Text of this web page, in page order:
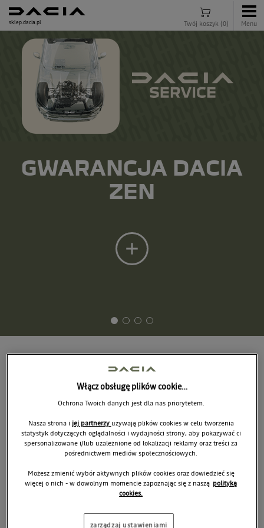
sklep.dacia.pl Twój koszyk (0) Menu
GWARANCJA DACIA
ZEN
OPONY
UMOWY SERWISOWE
Zyskaj do 1 roku gwarancji odnawialnej Dacia
ZEN
Włącz obsługę plików cookie…
Ochrona Twoich danych jest dla nas priorytetem.
Nasza strona i jej partnerzy używają plików cookies w celu tworzenia
statystyk dotyczących oglądalności i wydajności strony, aby pokazywać ci
spersonalizowane i/lub uzależnione od lokalizacji reklamy oraz treści za
pośrednictwem mediów społecznościowych.
Możesz zmienić wybór aktywnych plików cookies oraz dowiedzieć się
więcej o nich - w dowolnym momencie zapoznając się z naszą polityką
cookies.
zarządzaj ustawieniami